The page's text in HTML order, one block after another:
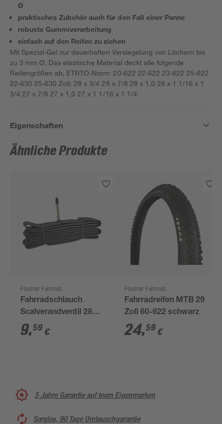
Ø
praktisches Zubehör auch für den Fall einer Panne
robuste Gummiverarbeitung
einfach auf den Reifen zu ziehen
Mit Spezial-Gel zur dauerhaften Versiegelung von Löchern bis
zu 3 mm Ø. Das elastische Material deckt alle folgende
Reifengrößen ab, ETRTO-Norm: 20-622 22-622 23-622 25-622
22-630 25-630 Zoll: 28 x 3/4 28 x 7/8 28 x 1,0 28 x 1 1/16 x 1
3/4 27 x 7/8 27 x 1,0 27 x 1 1/16 x 1 1/4.
Eigenschaften
Ähnliche Produkte
Fischer Fahrrad
Fahrradschlauch
Scalverandventil 28
Zoll
9,59 €
Fischer Fahrrad
Fahrradreifen MTB 29
Zoll 60-622 schwarz
24,59 €
5 Jahre Garantie auf toom Eigenmarken
Sorglos, 90 Tage Umtauschgarantie